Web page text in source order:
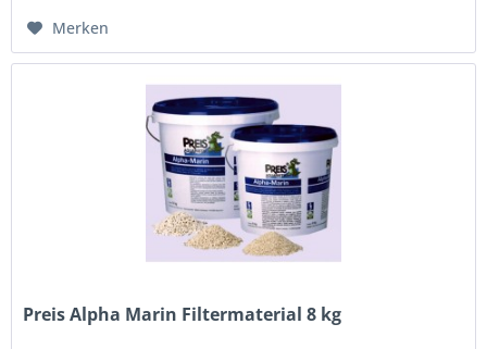
Merken
Preis Alpha Marin Filtermaterial 8 kg